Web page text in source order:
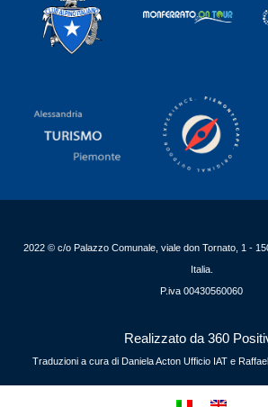
2022 © c/o Palazzo Comunale, viale don Tornato, 1 -
Italia.
P.iva 00430560060
Realizzato da 360
Traduzioni a cura di Daniela Acton Ufficio IAT e